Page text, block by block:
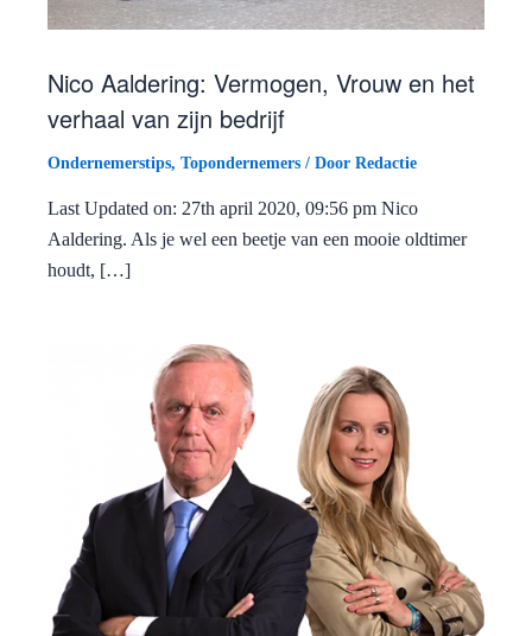
Nico Aaldering: Vermogen, Vrouw en het
verhaal van zijn bedrijf
Ondernemerstips, Topondernemers / Door Redactie
Last Updated on: 27th april 2020, 09:56 pm Nico
Aaldering. Als je wel een beetje van een mooie oldtimer
houdt, […]